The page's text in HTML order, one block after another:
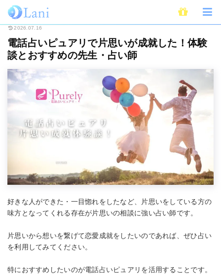
ホーム 電話占い 電話占いピュアリで片思いが成就し
2026.07.16
電話占いピュアリで片思いが成就した！体験
談とおすすめの先生・占い師
好きな人ができた・一目惚れをしたなど、片思いをしている方の
味方となってくれる存在が片思いの相談に強い占い師です。
片思いから想いを繋げて恋愛成就をしたいのであれば、ぜひ占い
を利用してみてください。
特におすすめしたいのが電話占いピュアリを活用することです。